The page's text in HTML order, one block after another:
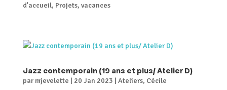
d'accueil, Projets, vacances
Jazz contemporain (19 ans et plus/ Atelier D)
par mjevelette | 20 Jan 2023 | Ateliers, Cécile